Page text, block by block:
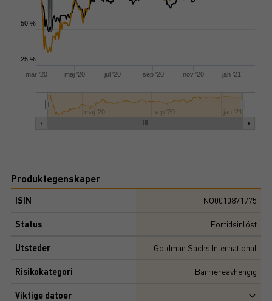
mar '20 maj '20 jul '20 sep '20 nov '20 jan '21
maj '20 sep '20 jan '21
25 %
50 %
Produktegenskaper
ISIN NO0010871775
Status Förtidsinlöst
Utsteder Goldman Sachs International
Risikokategori Barriereavhengig
Viktige datoer